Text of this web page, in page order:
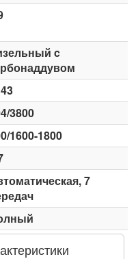
c
3800
1600-1800
7